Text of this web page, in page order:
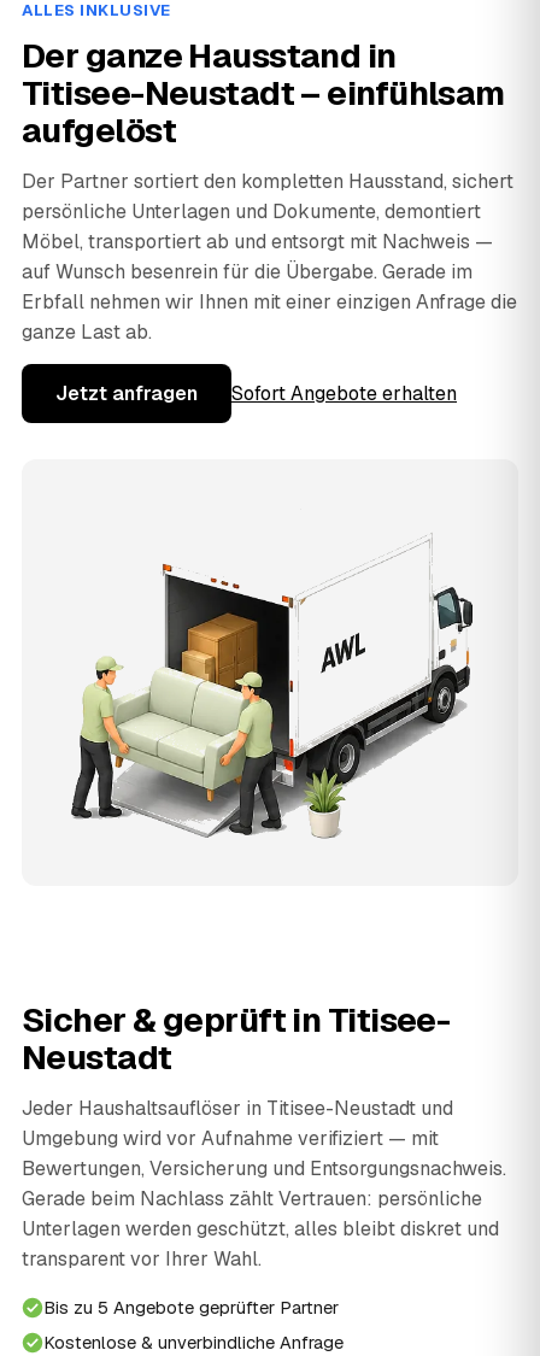
ALLES INKLUSIVE
Der ganze Hausstand in
Titisee-Neustadt – einfühlsam
aufgelöst
Der Partner sortiert den kompletten Hausstand, sichert
persönliche Unterlagen und Dokumente, demontiert
Möbel, transportiert ab und entsorgt mit Nachweis —
auf Wunsch besenrein für die Übergabe. Gerade im
Erbfall nehmen wir Ihnen mit einer einzigen Anfrage die
ganze Last ab.
Jetzt anfragen Sofort Angebote erhalten
Sicher & geprüft in Titisee-
Neustadt
Jeder Haushaltsauflöser in Titisee-Neustadt und
Umgebung wird vor Aufnahme verifiziert — mit
Bewertungen, Versicherung und Entsorgungsnachweis.
Gerade beim Nachlass zählt Vertrauen: persönliche
Unterlagen werden geschützt, alles bleibt diskret und
transparent vor Ihrer Wahl.
Bis zu 5 Angebote geprüfter Partner
Kostenlose & unverbindliche Anfrage